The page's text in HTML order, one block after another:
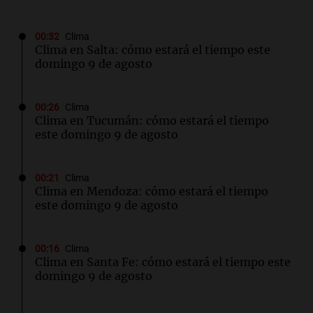
00:32 Clima
Clima en Salta: cómo estará el tiempo este
domingo 9 de agosto
00:26 Clima
Clima en Tucumán: cómo estará el tiempo
este domingo 9 de agosto
00:21 Clima
Clima en Mendoza: cómo estará el tiempo
este domingo 9 de agosto
00:16 Clima
Clima en Santa Fe: cómo estará el tiempo este
domingo 9 de agosto